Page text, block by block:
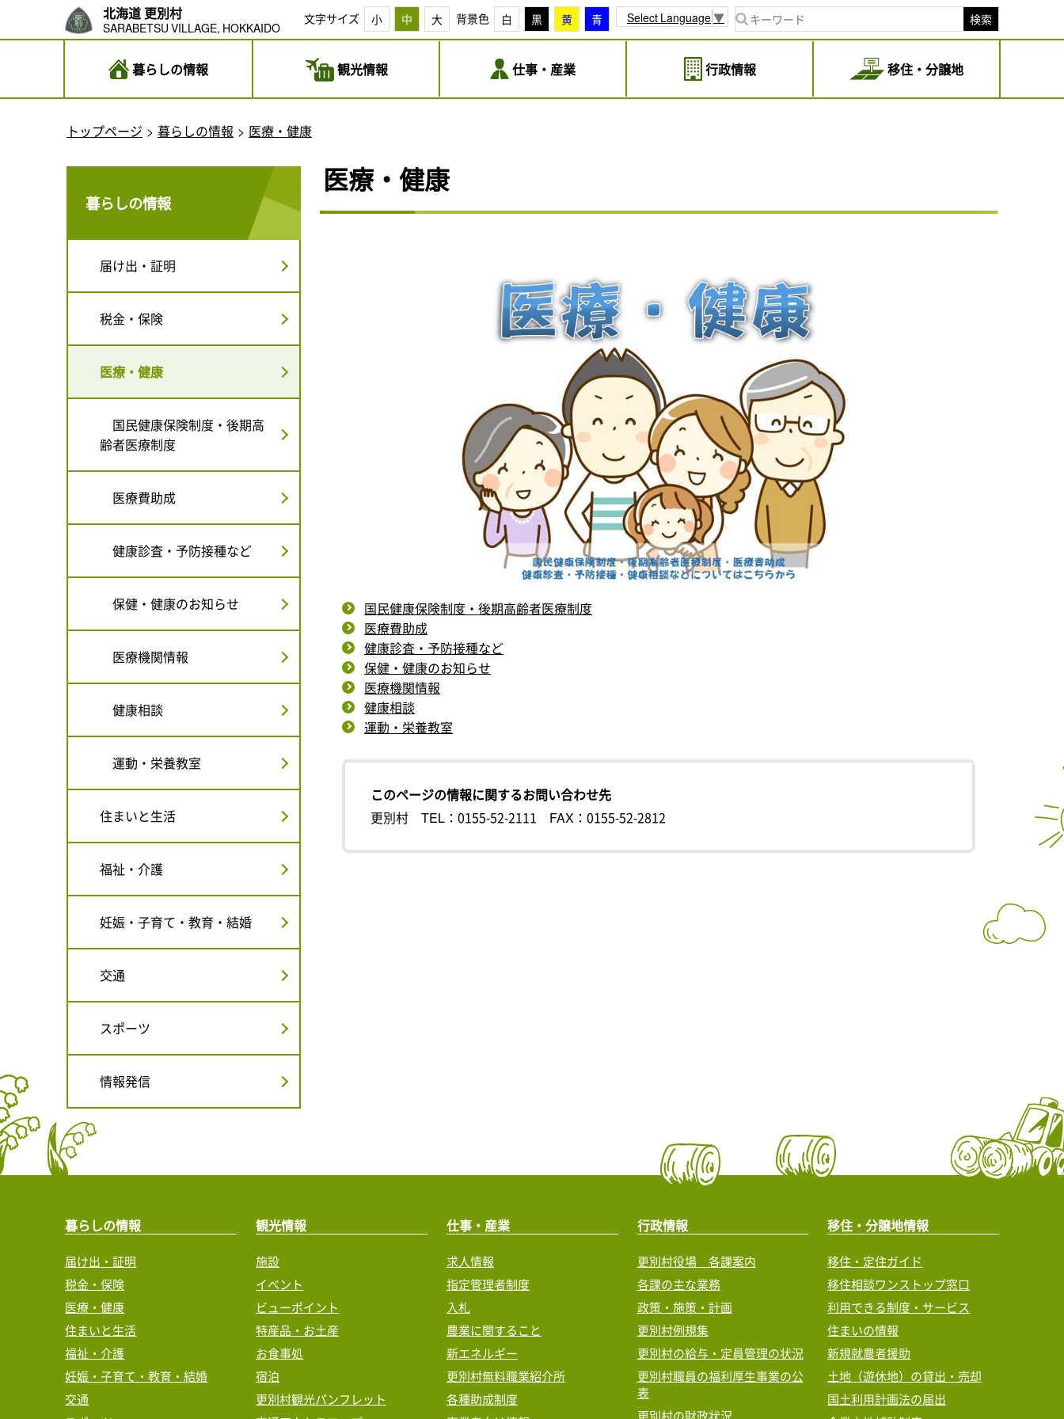
北海道 更別村
SARABETSU VILLAGE, HOKKAIDO
文字サイズ 小 中 大 背景色 白 黒 黄 青 Select Language▼ 検索
暮らしの情報 観光情報 仕事・産業 行政情報 移住・分譲地
トップページ 暮らしの情報 医療・健康
医療・健康
国民健康保険制度・後期高齢者医療制度
医療費助成
健康診査・予防接種など
保健・健康のお知らせ
医療機関情報
健康相談
運動・栄養教室
このページの情報に関するお問い合わせ先
更別村
TEL：0155-52-2111 FAX：0155-52-2812
暮らしの情報
届け出・証明
税金・保険
医療・健康
国民健康保険制度・後期高
齢者医療制度
医療費助成
健康診査・予防接種など
保健・健康のお知らせ
医療機関情報
健康相談
運動・栄養教室
住まいと生活
福祉・介護
妊娠・子育て・教育・結婚
交通
スポーツ
情報発信
暮らしの情報
届け出・証明
税金・保険
医療・健康
住まいと生活
福祉・介護
妊娠・子育て・教育・結婚
交通
観光情報
施設
イベント
ビューポイント
特産品・お土産
お食事処
宿泊
更別村観光パンフレット
仕事・産業
求人情報
指定管理者制度
入札
農業に関すること
新エネルギー
更別村無料職業紹介所
各種助成制度
行政情報
更別村役場 各課案内
各課の主な業務
政策・施策・計画
更別村例規集
更別村の給与・定員管理の状況
更別村職員の福利厚生事業の公
表
移住・分譲地情報
移住・定住ガイド
移住相談ワンストップ窓口
利用できる制度・サービス
住まいの情報
新規就農者援助
土地（遊休地）の貸出・売却
国土利用計画法の届出